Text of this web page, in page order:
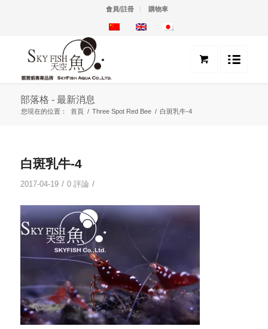
會員/註冊 購物車
部落格 - 最新消息
您現在的位置： 首頁 / Three Spot Red Bee / 白斑乳牛-4
白斑乳牛-4
2017-04-19 / 0 評論 /